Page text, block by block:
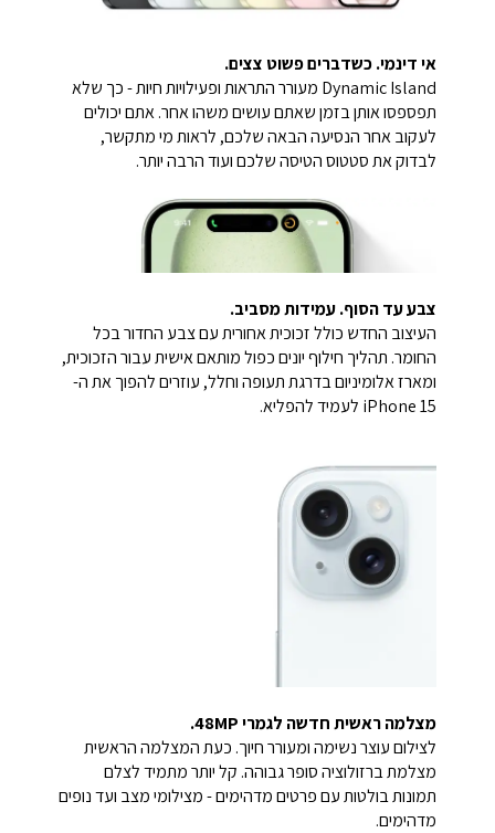
אי דינמי. כשדברים פשוט צצים.
Dynamic Island מעורר התראות ופעילויות חיות - כך שלא
תפספסו אותן בזמן שאתם עושים משהו אחר. אתם יכולים
לעקוב אחר הנסיעה הבאה שלכם, לראות מי מתקשר,
לבדוק את סטטוס הטיסה שלכם ועוד הרבה יותר.
צבע עד הסוף. עמידות מסביב.
העיצוב החדש כולל זכוכית אחורית עם צבע החדור בכל
החומר. תהליך חילוף יונים כפול מותאם אישית עבור הזכוכית,
ומארז אלומיניום בדרגת תעופה וחלל, עוזרים להפוך את ה-
iPhone 15 לעמיד להפליא.
מצלמה ראשית חדשה לגמרי 48MP.
לצילום עוצר נשימה ומעורר חיוך. כעת המצלמה הראשית
מצלמת ברזולוציה סופר גבוהה. קל יותר מתמיד לצלם
תמונות בולטות עם פרטים מדהימים - מצילומי מצב ועד נופים
מדהימים.